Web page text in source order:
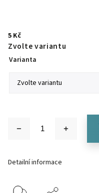
5 Kč
Zvolte variantu
Varianta
Detailní informace